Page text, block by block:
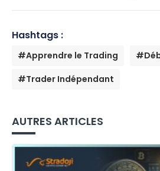
Hashtags :
#Apprendre le Trading
#Trader Indépendant
AUTRES ARTICLES